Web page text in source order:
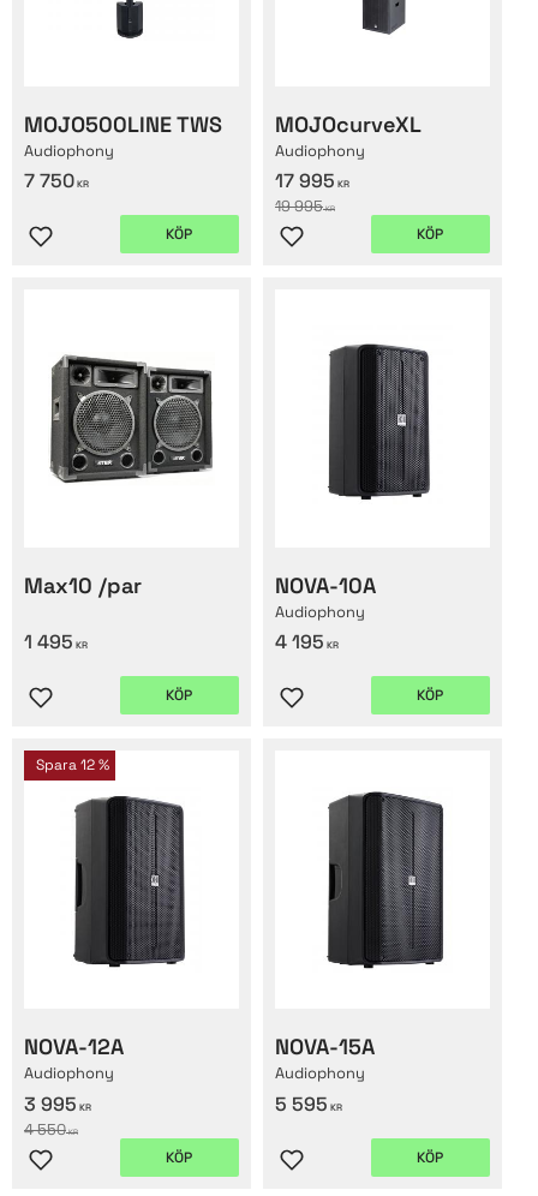
MOJO500LINE TWS
Audiophony
7 750 KR
Lägg till i favoriter
KÖP
MOJOcurveXL
Audiophony
17 995 KR
19 995KR
Lägg till i favoriter
KÖP
Max10 /par
1 495 KR
Lägg till i favoriter
KÖP
NOVA-10A
Audiophony
4 195 KR
Lägg till i favoriter
KÖP
NOVA-12A
Audiophony
3 995 KR
4 550KR
Spara12 %
Lägg till i favoriter
KÖP
NOVA-15A
Audiophony
5 595 KR
Lägg till i favoriter
KÖP